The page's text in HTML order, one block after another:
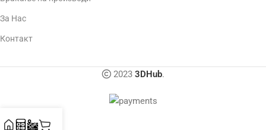
500 mm/s
ТЕХНОЛОГИЈА
За Нас
Контакт
2023 3DHub.